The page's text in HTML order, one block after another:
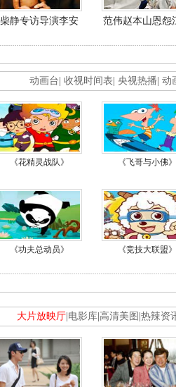
柴静专访导演李安 范伟赵本山恩怨
动画台 收视时间表 央视热播 动
《花精灵战队》 《飞哥与小佛》
《功夫总动员》 《竞技大联盟》
大片放映厅 电影库 高清美图 热辣资